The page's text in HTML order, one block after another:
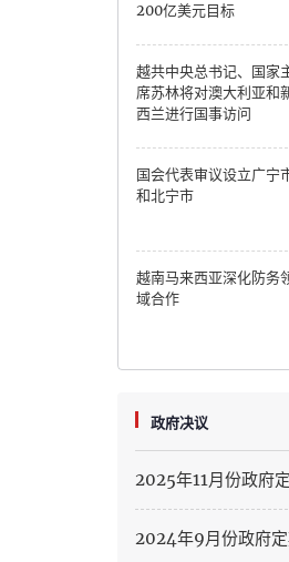
Da Nang
Dak Lak
Dong Nai
Gia Lai
Ho Chi
Hai Phong
200亿美元目标
越共中央总书记、国家
席苏林将对澳大利亚和
西兰进行国事访问
国会代表审议设立广宁
和北宁市
越南马来西亚深化防务
域合作
政府决议
2025年11月份政府
2024年9月份政府